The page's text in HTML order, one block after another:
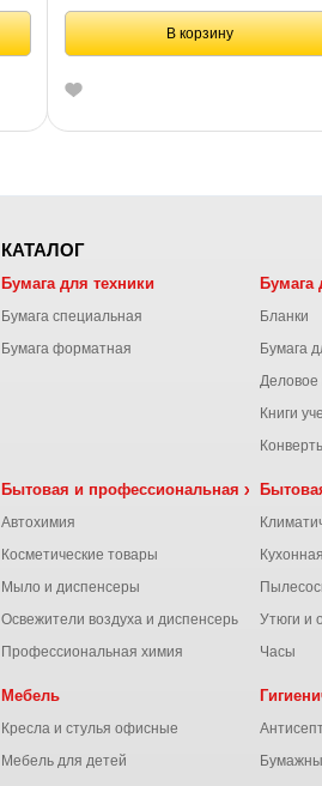
В корзину
КАТАЛОГ
Бумага для техники
Бумага специальная
Бумага форматная
Бумага
Бланки
Бумага
Деловое
Книги
Бытовая и профессиональная химия
Автохимия
Косметические товары
Мыло и диспенсеры
Освежители воздуха и диспенсеры
Профессиональная химия
Утюги и
Часы
Мебель
Кресла и стулья офисные
Мебель для детей